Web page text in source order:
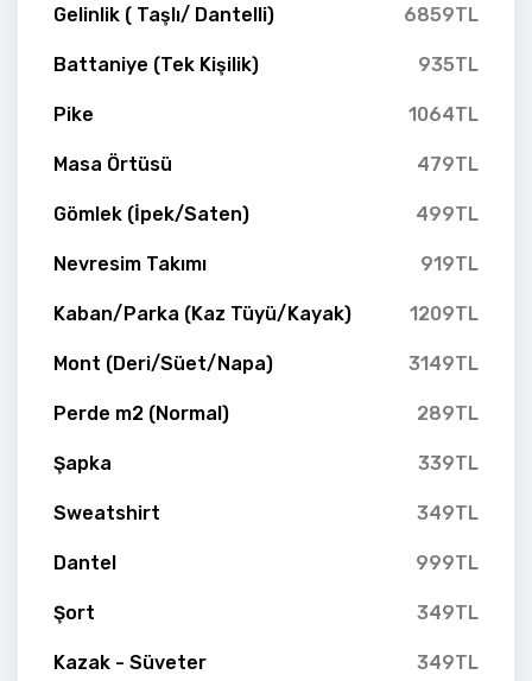
Gelinlik ( Taşlı/ Dantelli) 6859TL
Battaniye (Tek Kişilik) 935TL
Pike 1064TL
Masa Örtüsü 479TL
Gömlek (İpek/Saten) 499TL
Nevresim Takımı 919TL
Kaban/Parka (Kaz Tüyü/Kayak) 1209TL
Mont (Deri/Süet/Napa) 3149TL
Perde m2 (Normal) 289TL
Şapka 339TL
Sweatshirt 349TL
Dantel 999TL
Şort 349TL
Kazak - Süveter 349TL